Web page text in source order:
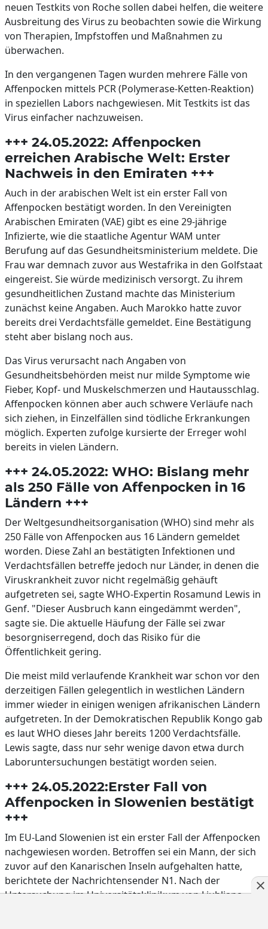
neuen Testkits von Roche sollen dabei helfen, die weitere
Ausbreitung des Virus zu beobachten sowie die Wirkung
von Therapien, Impfstoffen und Maßnahmen zu
überwachen.
In den vergangenen Tagen wurden mehrere Fälle von
Affenpocken mittels PCR (Polymerase-Ketten-Reaktion)
in speziellen Labors nachgewiesen. Mit Testkits ist das
Virus einfacher nachzuweisen.
+++ 24.05.2022: Affenpocken
erreichen Arabische Welt: Erster
Nachweis in den Emiraten +++
Auch in der arabischen Welt ist ein erster Fall von
Affenpocken bestätigt worden. In den Vereinigten
Arabischen Emiraten (VAE) gibt es eine 29-jährige
Infizierte, wie die staatliche Agentur WAM unter
Berufung auf das Gesundheitsministerium meldete. Die
Frau war demnach zuvor aus Westafrika in den Golfstaat
eingereist. Sie würde medizinisch versorgt. Zu ihrem
gesundheitlichen Zustand machte das Ministerium
zunächst keine Angaben. Auch Marokko hatte zuvor
bereits drei Verdachtsfälle gemeldet. Eine Bestätigung
steht aber bislang noch aus.
Das Virus verursacht nach Angaben von
Gesundheitsbehörden meist nur milde Symptome wie
Fieber, Kopf- und Muskelschmerzen und Hautausschlag.
Affenpocken können aber auch schwere Verläufe nach
sich ziehen, in Einzelfällen sind tödliche Erkrankungen
möglich. Experten zufolge kursierte der Erreger wohl
bereits in vielen Ländern.
+++ 24.05.2022: WHO: Bislang mehr
als 250 Fälle von Affenpocken in 16
Ländern +++
Der Weltgesundheitsorganisation (WHO) sind mehr als
250 Fälle von Affenpocken aus 16 Ländern gemeldet
worden. Diese Zahl an bestätigten Infektionen und
Verdachtsfällen betreffe jedoch nur Länder, in denen die
Viruskrankheit zuvor nicht regelmäßig gehäuft
aufgetreten sei, sagte WHO-Expertin Rosamund Lewis in
Genf. "Dieser Ausbruch kann eingedämmt werden",
sagte sie. Die aktuelle Häufung der Fälle sei zwar
besorgniserregend, doch das Risiko für die
Öffentlichkeit gering.
Die meist mild verlaufende Krankheit war schon vor den
derzeitigen Fällen gelegentlich in westlichen Ländern
immer wieder in einigen wenigen afrikanischen Ländern
aufgetreten. In der Demokratischen Republik Kongo gab
es laut WHO dieses Jahr bereits 1200 Verdachtsfälle.
Lewis sagte, dass nur sehr wenige davon etwa durch
Laboruntersuchungen bestätigt worden seien.
+++ 24.05.2022:Erster Fall von
Affenpocken in Slowenien bestätigt
+++
Im EU-Land Slowenien ist ein erster Fall der Affenpocken
nachgewiesen worden. Betroffen sei ein Mann, der sich
zuvor auf den Kanarischen Inseln aufgehalten hatte,
berichtete der Nachrichtensender N1. Nach der
Untersuchung im Universitätsklinikum von Ljubljana